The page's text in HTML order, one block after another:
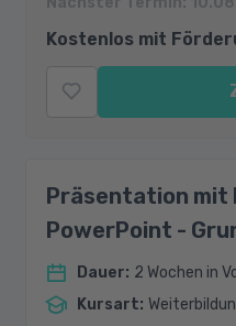
Kostenlos mit
Präsentation
PowerPoint -
Dauer: 2 Wochen in
Kursart: